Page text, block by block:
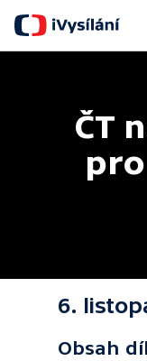
ČT
6.
Obsah